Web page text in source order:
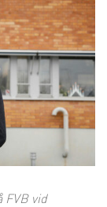
FVB vid